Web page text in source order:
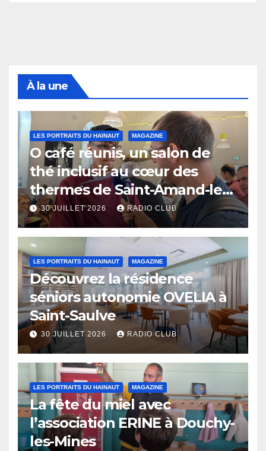
À la une
LES PORTRAITS DU HAINAUT MAGAZINE
O café réunis, un salon de
thé inclusif au cœur des
thermes de Saint-Amand-les-
Eaux
30 JUILLET 2026 RADIO CLUB
LES PORTRAITS DU HAINAUT MAGAZINE
Découvrez la résidence
séniors autonomie OVELIA à
Saint-Saulve
30 JUILLET 2026 RADIO CLUB
LES PORTRAITS DU HAINAUT MAGAZINE
La fête du miel avec
l’association ERINE à Douchy-
les-Mines